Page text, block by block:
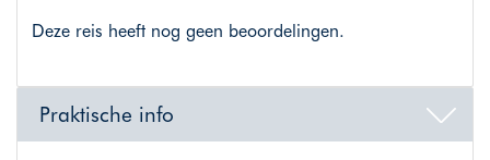
Deze reis heeft nog geen beoordelingen.
Praktische info